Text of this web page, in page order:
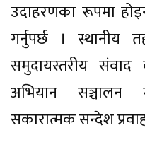
उदाहरणका रूपमा
गर्नुपर्छ । स्थानीय
समुदायस्तरीय संवाद
अभियान सञ्चालन
सकारात्मक सन्देश